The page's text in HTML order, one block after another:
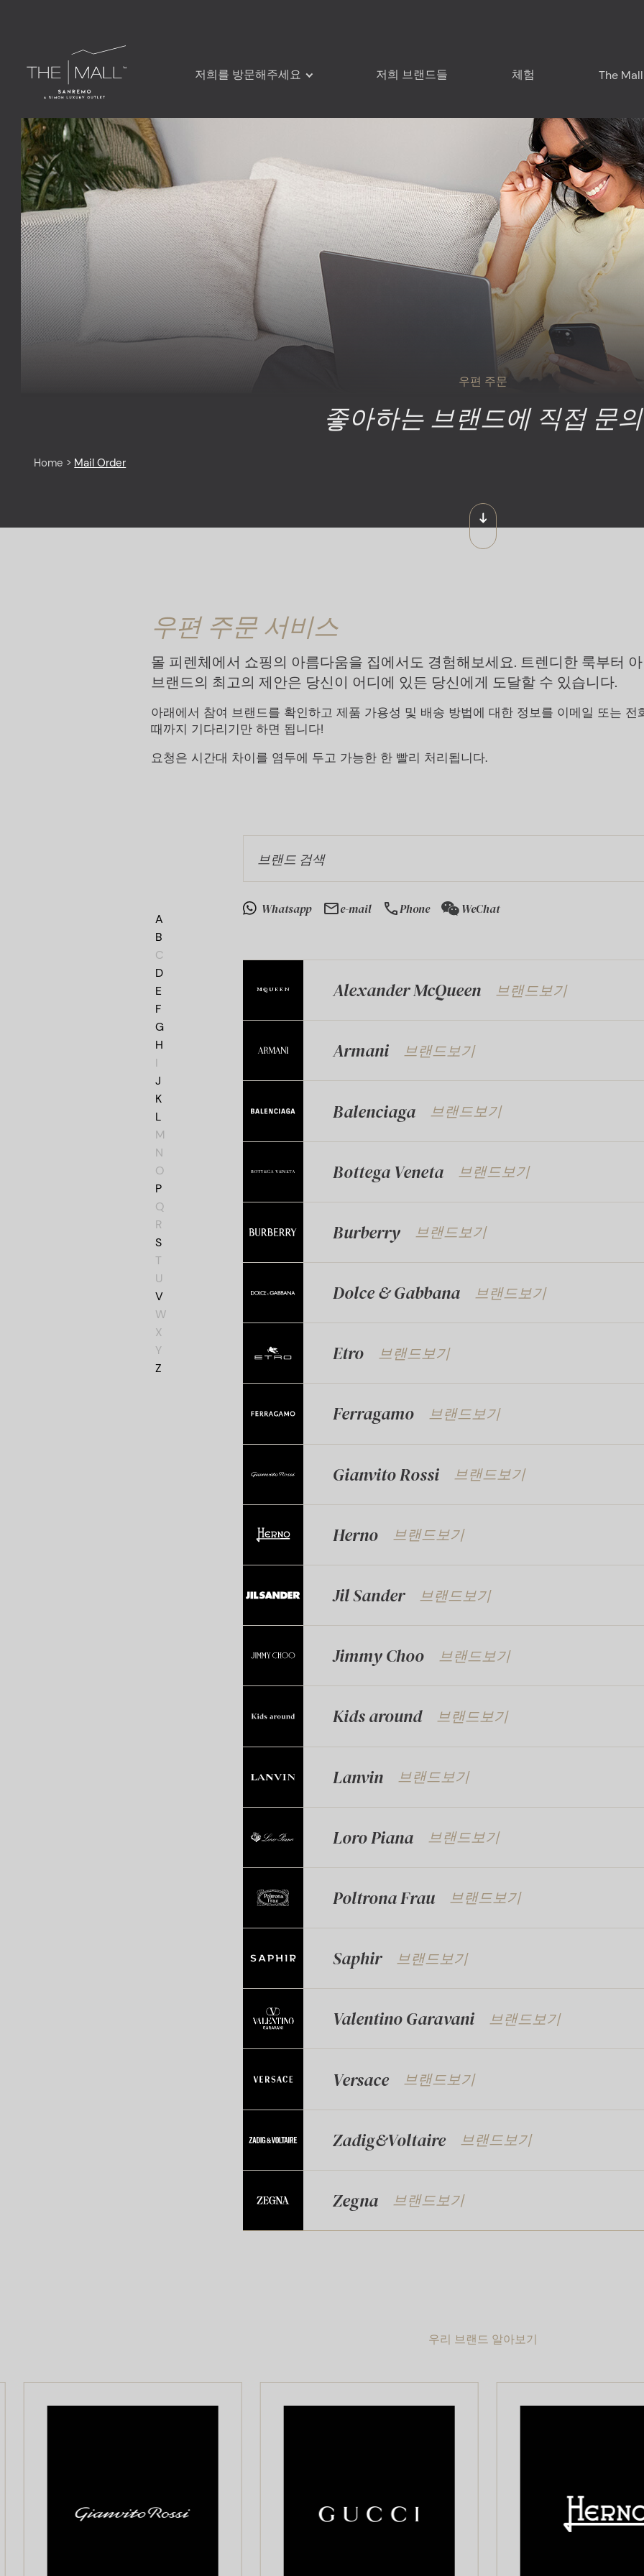
저희를 방문해주세요
방문을 계획하세요
근교 - 리구리아
근교 - 프랑스
Food & Drink
저희 브랜드들 체험 The
우편 주문
좋아하는 브랜드에 직접 문의
Home > Mail Order
우편 주문 서비스
몰 피렌체에서 쇼핑의 아름다움을 집에서도 경험해보세요. 트렌디한 룩부터
브랜드의 최고의 제안은 당신이 어디에 있든 당신에게 도달할 수 있습니다.
아래에서 참여 브랜드를 확인하고 제품 가용성 및 배송 방법에 대한 정보를 이메일 또는
때까지 기다리기만 하면 됩니다!
요청은 시간대 차이를 염두에 두고 가능한 한 빨리 처리됩니다.
A
B
C
D
E
F
G
H
I
J
K
L
M
N
O
P
Q
R
S
T
U
V
W
X
Y
Z
브랜드 검색
Whatsapp maile-mail callPhone
WeChat
Alexander McQueen 브랜드보기
Armani 브랜드보기
Balenciaga 브랜드보기
Bottega Veneta 브랜드보기
Burberry 브랜드보기
Dolce & Gabbana 브랜드보기
Etro 브랜드보기
Ferragamo 브랜드보기
Gianvito Rossi 브랜드보기
Herno 브랜드보기
Jil Sander 브랜드보기
Jimmy Choo 브랜드보기
Kids around 브랜드보기
Lanvin 브랜드보기
Loro Piana 브랜드보기
Poltrona Frau 브랜드보기
Saphir 브랜드보기
Valentino Garavani 브랜드보기
Versace 브랜드보기
Zadig&Voltaire 브랜드보기
Zegna 브랜드보기
우리 브랜드 알아보기